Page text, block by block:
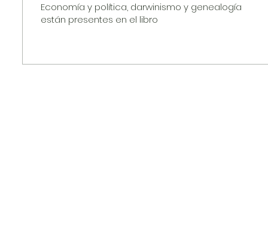
Economía y política, darwinismo y genealogía
están presentes en el libro